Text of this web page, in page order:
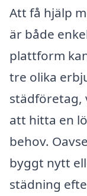
Att få hjälp
är både
plattform
tre olika
städföretag,
att hitta en
behov.
byggt nytt
städning